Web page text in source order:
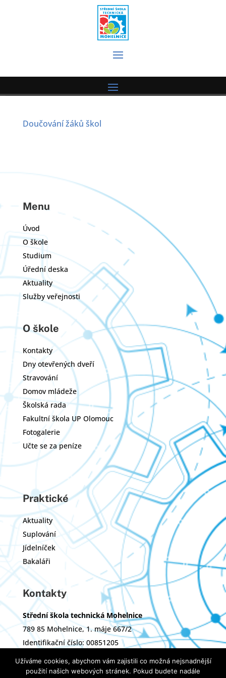
Doučování žáků škol
Menu
Úvod
O škole
Studium
Úřední deska
Aktuality
Služby veřejnosti
O škole
Kontakty
Dny otevřených dveří
Stravování
Domov mládeže
Školská rada
Fakultní škola UP Olomouc
Fotogalerie
Učte se za peníze
Praktické
Aktuality
Suplování
Jídelníček
Bakaláři
Kontakty
Střední škola technická Mohelnice
789 85 Mohelnice, 1. máje 667/2
Identifikační číslo: 00851205
Zřizovatel: Olomoucký kraj
Užíváme cookies, abychom vám zajistili co možná nejsnadnější
použití našich webových stránek. Pokud budete nadále